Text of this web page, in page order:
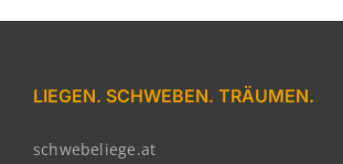
LIEGEN. SCHWEBEN. TRÄUMEN.
schwebeliege.at